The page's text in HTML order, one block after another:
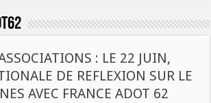
: LE 22 JUIN,
DE REFLEXION SUR LE
AVEC FRANCE ADOT 62